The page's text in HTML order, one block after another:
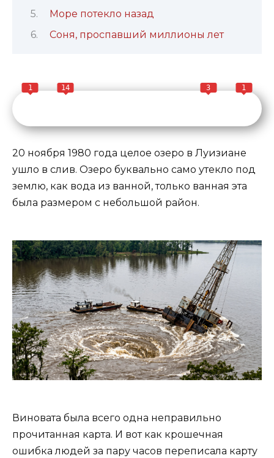
Море потекло назад
Соня, проспавший миллионы лет
1 14 3 1
20 ноября 1980 года целое озеро в Луизиане
ушло в слив. Озеро буквально само утекло под
землю, как вода из ванной, только ванная эта
была размером с небольшой район.
Виновата была всего одна неправильно
прочитанная карта. И вот как крошечная
ошибка людей за пару часов переписала карту